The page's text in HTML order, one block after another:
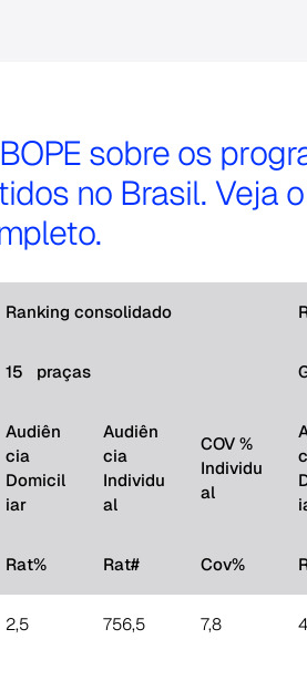
sobre os
no Brasil. Veja o
Ranking consolidado
15 praças
Audiên
cia
Domicil
iar
Audiên
cia
Individu
al
COV %
Individu
al
Rat% Rat# Cov%
2,5 756,5 7,8